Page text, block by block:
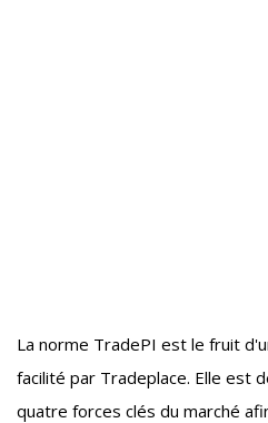
La norme TradePI est le fruit
facilité par Tradeplace. Elle est
quatre forces clés du marché